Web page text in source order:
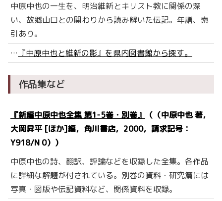
中原中也の一生を、明治維新とキリスト教に関係の深
い、故郷山口との関わりから読み解いた伝記。年譜、索
引あり。
… 『中原中也と維新の影』を県内図書館から探す。
作品集など
『新編中原中也全集 第1-5巻・別巻』
（（中原中也 著，
大岡昇平 [ほか]編，角川書店，2000，請求記号：
Y918/N 0））
中原中也の詩、翻訳、評論などを収録した全集。各作品
に詳細な解題が付されている。別巻の資料・研究篇には
写真・図版や伝記資料など、関係資料を収録。